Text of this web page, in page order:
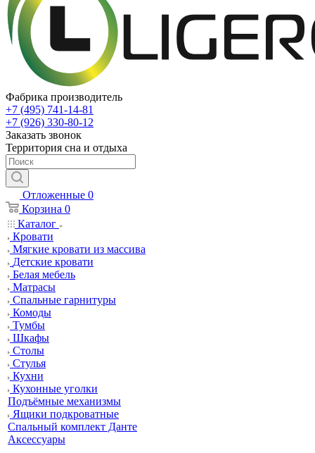
Фабрика производитель
+7 (495) 741-14-81
+7 (926) 330-80-12
Заказать звонок
Территория сна и отдыха
Отложенные 0
Корзина 0
Каталог
Кровати
Мягкие кровати из массива
Детские кровати
Белая мебель
Матрасы
Спальные гарнитуры
Комоды
Тумбы
Шкафы
Столы
Стулья
Кухни
Кухонные уголки
Подъёмные механизмы
Ящики подкроватные
Спальный комплект Данте
Аксессуары